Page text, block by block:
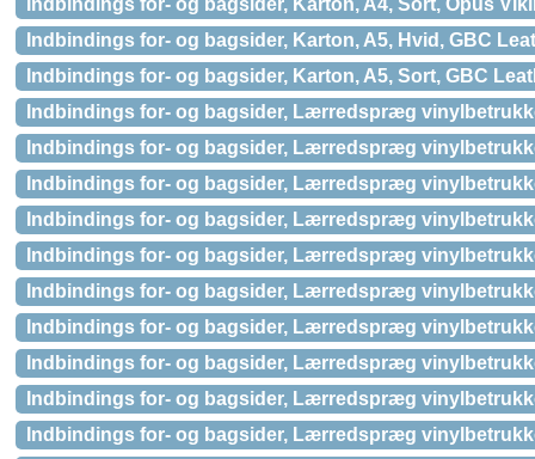
Indbindings for- og bagsider, Karton, A4, Sort, Opus
Indbindings for- og bagsider, Karton, A5, Hvid, GBC
Indbindings for- og bagsider, Karton, A5, Sort, GBC
Indbindings for- og bagsider, Lærredspræg
Indbindings for- og bagsider, Lærredspræg
Indbindings for- og bagsider, Lærredspræg
Indbindings for- og bagsider, Lærredspræg
Indbindings for- og bagsider, Lærredspræg
Indbindings for- og bagsider, Lærredspræg
Indbindings for- og bagsider, Lærredspræg
Indbindings for- og bagsider, Lærredspræg
Indbindings for- og bagsider, Lærredspræg
Indbindings for- og bagsider, Lærredspræg